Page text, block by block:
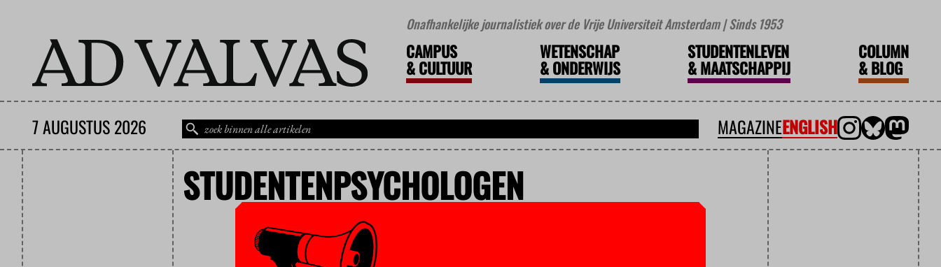
Onafhankelijke journalistiek over de Vrije Universiteit Amsterdam | Sinds 1953
CAMPUS
&CULTUUR
WETENSCHAP
&ONDERWIJS
STUDENTENLEVEN
&MAATSCHAPPIJ
COLUMN
&BLOG
7 AUGUSTUS 2026 MAGAZINEENGLISH
STUDENTENPSYCHOLOGEN